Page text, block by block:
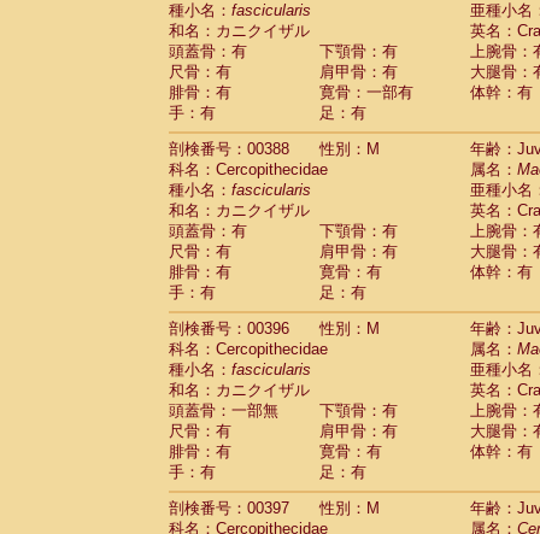
種小名： fascicularis
亜種小名
和名：カニクイザル
英名：
頭蓋骨：有
下顎骨：有
上腕骨：
尺骨：有
肩甲骨：有
大腿骨：
腓骨：有
寛骨：一部有
体幹：有
手：有
足：有
剖検番号：00388
性別：M
年齢：
科名：Cercopithecidae
属名：
種小名： fascicularis
亜種小名
和名：カニクイザル
英名：
頭蓋骨：有
下顎骨：有
上腕骨：
尺骨：有
肩甲骨：有
大腿骨：
腓骨：有
寛骨：有
体幹：有
手：有
足：有
剖検番号：00396
性別：M
年齢：
科名：Cercopithecidae
属名：
種小名： fascicularis
亜種小名
和名：カニクイザル
英名：
頭蓋骨：一部無
下顎骨：有
上腕骨：
尺骨：有
肩甲骨：有
大腿骨：
腓骨：有
寛骨：有
体幹：有
手：有
足：有
剖検番号：00397
性別：M
年齢：
科名：Cercopithecidae
属名：